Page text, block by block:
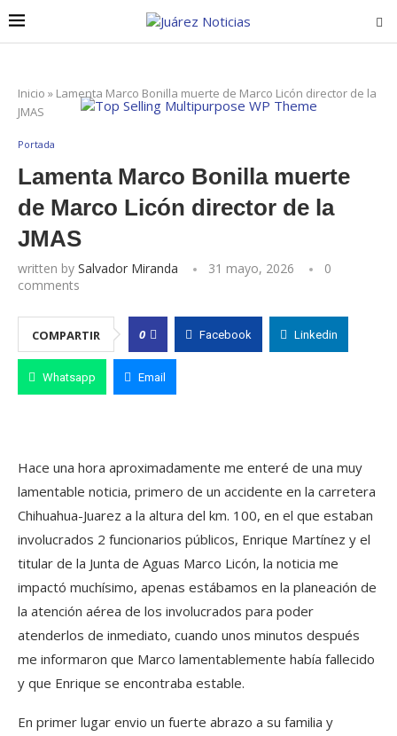
Inicio » Lamenta Marco Bonilla muerte de Marco Licón director de la
JMAS
Portada
Lamenta Marco Bonilla muerte
de Marco Licón director de la
JMAS
written by Salvador Miranda 31 mayo, 2026
0
comments
COMPARTIR 0 Facebook Linkedin
Whatsapp Email
Hace una hora aproximadamente me enteré de una muy
lamentable noticia, primero de un accidente en la carretera
Chihuahua-Juarez a la altura del km. 100, en el que estaban
involucrados 2 funcionarios públicos, Enrique Martínez y el
titular de la Junta de Aguas Marco Licón, la noticia me
impactó muchísimo, apenas estábamos en la planeación de
la atención aérea de los involucrados para poder
atenderlos de inmediato, cuando unos minutos después
me informaron que Marco lamentablemente había fallecido
y que Enrique se encontraba estable.
En primer lugar envio un fuerte abrazo a su familia y